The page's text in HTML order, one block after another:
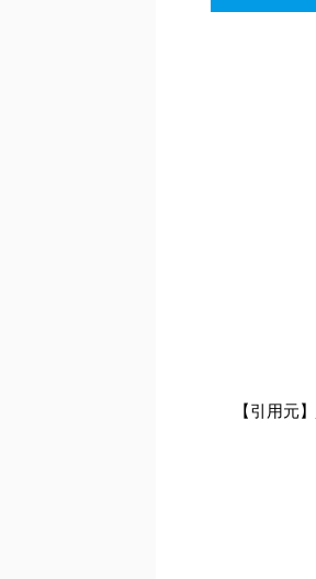
【引用元】